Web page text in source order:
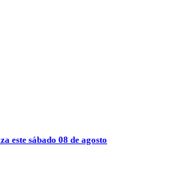
este sábado 08 de agosto